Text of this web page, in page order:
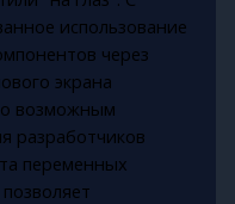
использование
через
экрана
возможным
разработчиков
переменных